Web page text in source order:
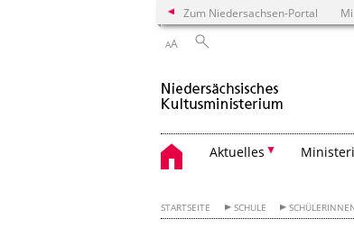
Zum Niedersachsen-Portal
AA
Aktuelles
STARTSEITE SCHULE